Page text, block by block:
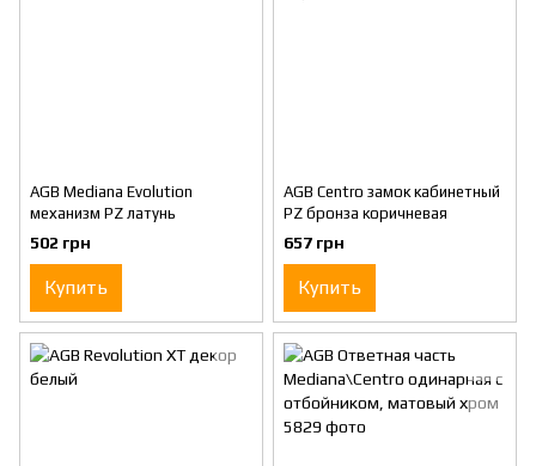
AGB Mediana Evolution
механизм PZ латунь
502 грн
Купить
AGB Centro замок кабинетный
PZ бронза коричневая
657 грн
Купить